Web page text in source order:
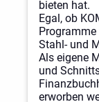
bieten hat.
Egal, ob
Stahl- und
Als eigene
und
erworben